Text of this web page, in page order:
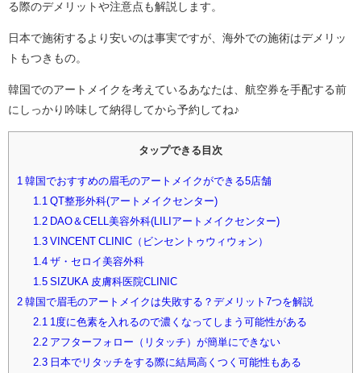
る際のデメリットや注意点も解説します。
日本で施術するより安いのは事実ですが、海外での施術はデメリッ
トもつきもの。
韓国でのアートメイクを考えているあなたは、航空券を手配する前
にしっかり吟味して納得してから予約してね♪
タップできる目次
1 韓国でおすすめの眉毛のアートメイクができる5店舗
1.1 QT整形外科(アートメイクセンター)
1.2DAO＆CELL美容外科(LILIアートメイクセンター)
1.3VINCENT CLINIC（ビンセントゥウィウォン）
1.4ザ・セロイ美容外科
1.5SIZUKA 皮膚科医院CLINIC
2 韓国で眉毛のアートメイクは失敗する？デメリット7つを解説
2.1
1度に色素を入れるので濃くなってしまう可能性がある
2.2アフターフォロー（リタッチ）が簡単にできない
2.3日本でリタッチをする際に結局高くつく可能性もある